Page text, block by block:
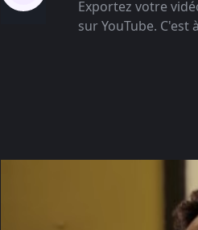
Exportez votre
sur YouTube. C'est